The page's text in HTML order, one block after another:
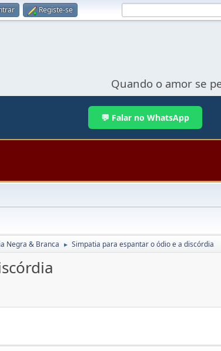
Registe-se
Quando o amor se
💬 Falar no WhatsApp
Negra & Branca ► Simpatia para espantar o ódio e a discórdia